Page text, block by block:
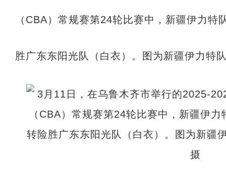
（CBA）常规赛第24轮比赛中，新疆伊力
胜广东东阳光队（白衣）。图为新疆伊力特